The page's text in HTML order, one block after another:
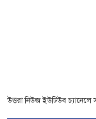
উত্তরা নিউজ ইউটিউব চ্যানেলে